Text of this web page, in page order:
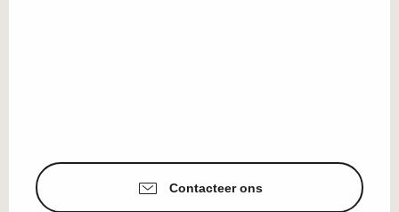
Contacteer ons